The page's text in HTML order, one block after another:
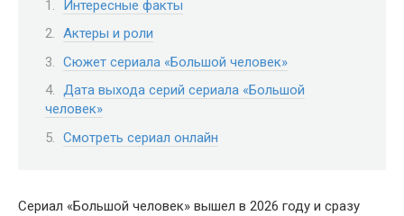
Интересные факты
Актеры и роли
Сюжет сериала «Большой человек»
Дата выхода серий сериала «Большой
человек»
Смотреть сериал онлайн
Сериал «Большой человек» вышел в 2026 году и сразу